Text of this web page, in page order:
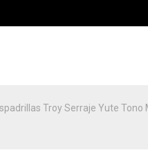
Troy Serraje Yute Tono